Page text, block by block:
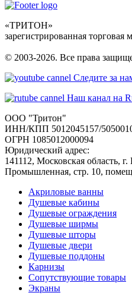
«ТРИТОН»
зарегистрированная торговая
© 2003-2026. Все права
Следите за
Наш канал на
ООО "Тритон"
ИНН/КПП 5012045157/
ОГРН 1085012000094
Юридический адрес:
141112, Московская область,
Промышленная, стр. 10,
Акриловые ванны
Душевые кабины
Душевые ограждения
Душевые ширмы
Душевые шторы
Душевые двери
Душевые поддоны
Карнизы
Сопутствующие товары
Экраны